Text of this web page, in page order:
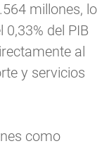
millones, lo
0,33% del PIB
al
y servicios
como